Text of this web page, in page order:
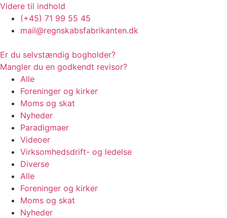
Videre til indhold
(+45) 71 99 55 45
mail@regnskabsfabrikanten.dk
Er du selvstændig bogholder?
Mangler du en godkendt revisor?
Alle
Foreninger og kirker
Moms og skat
Nyheder
Paradigmaer
Videoer
Virksomhedsdrift- og ledelse
Diverse
Alle
Foreninger og kirker
Moms og skat
Nyheder